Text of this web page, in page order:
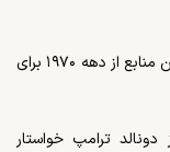
آنچه که در این گزارش بیان نشده این است که این منابع از دهه ۱۹۷۰ برای
ترامپ خواستار